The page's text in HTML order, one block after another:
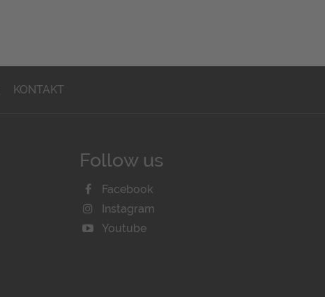
KONTAKT
Follow us
Facebook
Instagram
Youtube